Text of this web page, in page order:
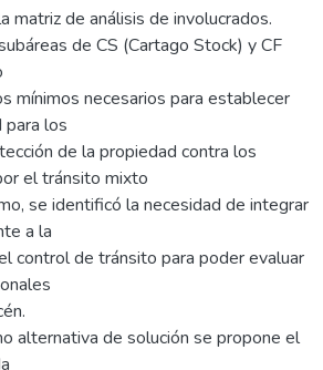
matriz de análisis de involucrados.
de CS (Cartago Stock) y CF
mínimos necesarios para establecer
para los
de la propiedad contra los
el tránsito mixto
se identificó la necesidad de integrar
a la
control de tránsito para poder evaluar
alternativa de solución se propone el